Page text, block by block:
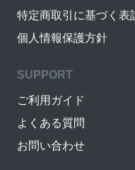
特定商取引に基づく表
個人情報保護方針
SUPPORT
ご利用ガイド
よくある質問
お問い合わせ